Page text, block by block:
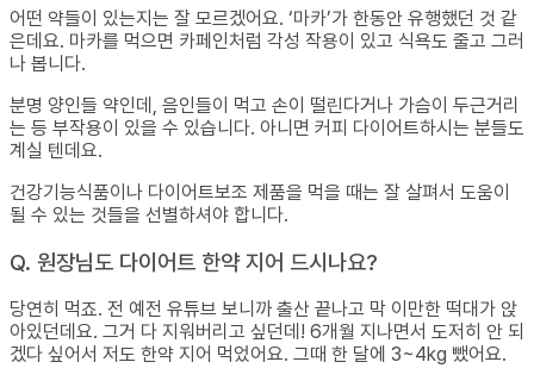
어떤 약들이 있는지는 잘 모르겠어요. ‘마카’가 한동안 유행했던 것 같
은데요. 마카를 먹으면 카페인처럼 각성 작용이 있고 식욕도 줄고 그러
나 봅니다.
분명 양인들 약인데, 음인들이 먹고 손이 떨린다거나 가슴이 두근거리
는 등 부작용이 있을 수 있습니다. 아니면 커피 다이어트하시는 분들도
계실 텐데요.
건강기능식품이나 다이어트보조 제품을 먹을 때는 잘 살펴서 도움이
될 수 있는 것들을 선별하셔야 합니다.
Q. 원장님도 다이어트 한약 지어 드시나요?
당연히 먹죠. 전 예전 유튜브 보니까 출산 끝나고 막 이만한 떡대가 앉
아있던데요. 그거 다 지워버리고 싶던데! 6개월 지나면서 도저히 안 되
겠다 싶어서 저도 한약 지어 먹었어요. 그때 한 달에 3~4kg 뺐어요.